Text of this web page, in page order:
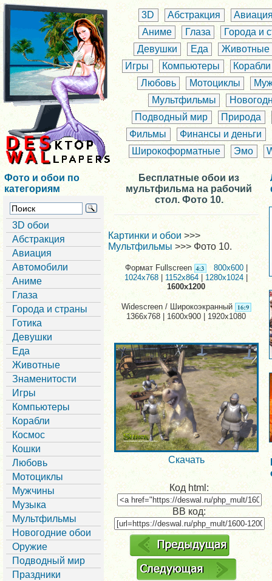
3D Абстракция
Аниме
Глаза
Города и
Девушки
Еда
Животные
Игры
Компьютеры
Корабли
Любовь
Мотоциклы
Мультфильмы
Подводный мир
Природа
Фильмы
Финансы и деньги
Широкоформатные
Эмо
Фото и обои по
категориям
3D обои
Абстракция
Авиация
Автомобили
Аниме
Глаза
Города и страны
Готика
Девушки
Еда
Животные
Знаменитости
Игры
Компьютеры
Корабли
Космос
Кошки
Любовь
Мотоциклы
Мужчины
Музыка
Мультфильмы
Новогодние обои
Оружие
Подводный мир
Праздники
Бесплатные обои из
мультфильма на рабочий
стол. Фото 10.
Картинки и обои >>>
Мультфильмы >>> Фото 10.
Формат Fullscreen 800x600
1024x768
1152x864| 1280x1024
1600x1200
Widescreen / Широкоэкранный
1366x768 | 1600x900 | 1920x1080
Скачать
Код html:
BB код: